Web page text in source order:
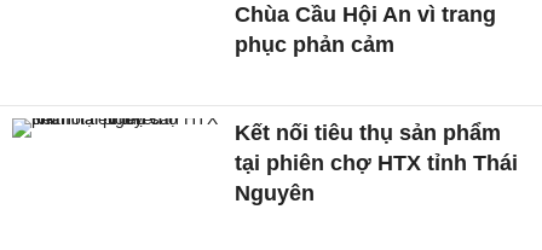
Chùa Cầu Hội An vì trang
phục phản cảm
Kết nối tiêu thụ sản phẩm
tại phiên chợ HTX tỉnh Thái
Nguyên